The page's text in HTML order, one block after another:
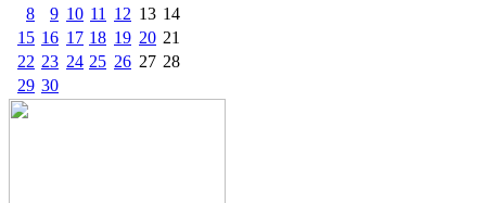
8
9 10 11 12 13 14
15 16 17 18 19 20 21
22 23 24 25 26 27 28
29 30